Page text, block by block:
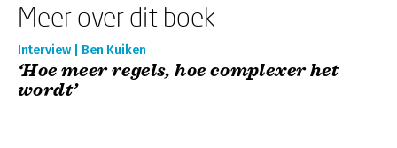
Meer over dit boek
Interview | Ben Kuiken
‘Hoe meer regels, hoe complexer het
wordt’